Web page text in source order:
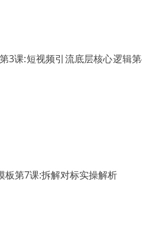
3课:短视频引流底层核心逻辑
板第7课:拆解对标实操解析